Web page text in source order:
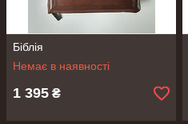
Біблія
Немає в наявності
1 395 ₴